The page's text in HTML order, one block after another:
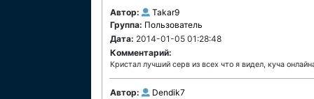
Автор:
Takar9
Группа: Пользователь
Дата: 2014-01-05 01:28:48
Комментарий:
Кристал лучший серв из всех что я видел, куча
Автор:
Dendik7